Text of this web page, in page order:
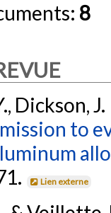
8
Dickson,
to
Lien externe